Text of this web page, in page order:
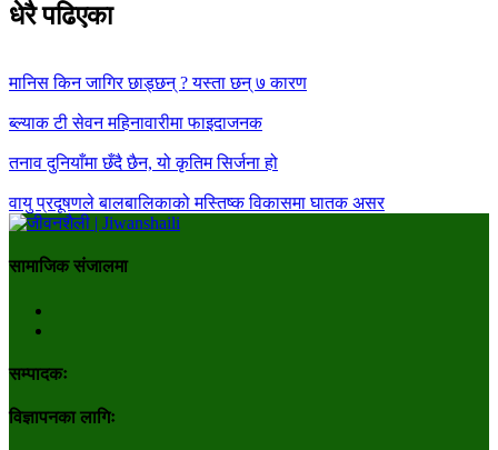
धेरै पढिएका
मानिस किन जागिर छाड्छन् ? यस्ता छन् ७ कारण
ब्ल्याक टी सेवन महिनावारीमा फाइदाजनक
तनाव दुनियाँमा छँदै छैन, यो कृतिम सिर्जना हो
वायु प्रदूषणले बालबालिकाको मस्तिष्क विकासमा घातक असर
सामाजिक संजालमा
सम्पादकः
विज्ञापनका लागिः